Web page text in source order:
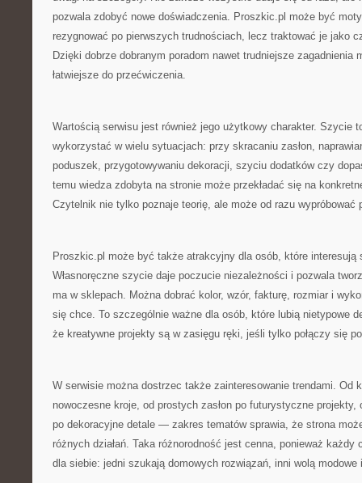
pozwala zdobyć nowe doświadczenia. Proszkic.pl może być
rezygnować po pierwszych trudnościach, lecz traktować je jako
Dzięki dobrze dobranym poradom nawet trudniejsze zagadnienia
łatwiejsze do przećwiczenia.
Wartością serwisu jest również jego użytkowy charakter. Szycie
wykorzystać w wielu sytuacjach: przy skracaniu zasłon,
poduszek, przygotowywaniu dekoracji, szyciu dodatków czy
temu wiedza zdobyta na stronie może przekładać się na
Czytelnik nie tylko poznaje teorię, ale może od razu wypróbować
Proszkic.pl może być także atrakcyjny dla osób, które interesują
Własnoręczne szycie daje poczucie niezależności i pozwala
ma w sklepach. Można dobrać kolor, wzór, fakturę, rozmiar i
się chce. To szczególnie ważne dla osób, które lubią nietypowe
że kreatywne projekty są w zasięgu ręki, jeśli tylko połączy się
W serwisie można dostrzec także zainteresowanie trendami. Od
nowoczesne kroje, od prostych zasłon po futurystyczne projekty,
po dekoracyjne detale — zakres tematów sprawia, że strona
różnych działań. Taka różnorodność jest cenna, ponieważ
dla siebie: jedni szukają domowych rozwiązań, inni wolą modowe